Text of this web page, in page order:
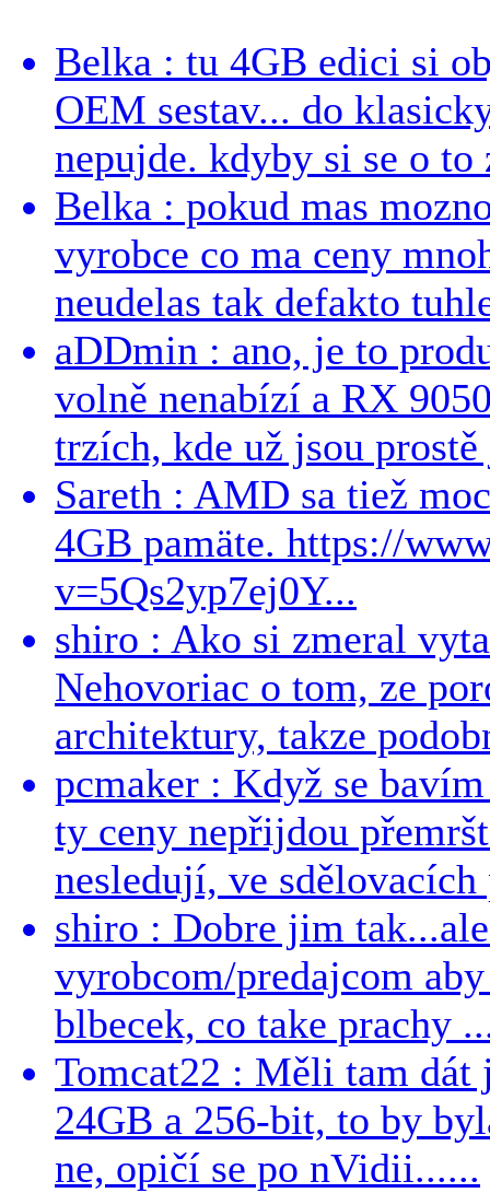
Belka : tu 4GB edici si
OEM sestav... do
nepujde. kdyby si se o
Belka : pokud mas
vyrobce co ma ceny
neudelas tak defakto
aDDmin : ano, je to
volně nenabízí a RX
trzích, kde už jsou
Sareth : AMD sa tiež
4GB pamäte. https://
v=5Qs2yp7ej0Y...
shiro : Ako si zmeral
Nehovoriac o tom, ze
architektury, takze
pcmaker : Když se
ty ceny nepřijdou
nesledují, ve sdělovacích
shiro : Dobre jim
vyrobcom/predajcom
blbecek, co take prachy
Tomcat22 : Měli tam dát
24GB a 256-bit, to by
ne, opičí se po nVidii......